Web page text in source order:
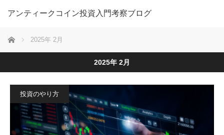
アンティークコイン投資入門考察ブログ
ホーム 2025年 2月
2025年 2月
投資のやり方